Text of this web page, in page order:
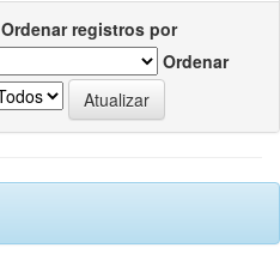
Ordenar registros por
Ordenar